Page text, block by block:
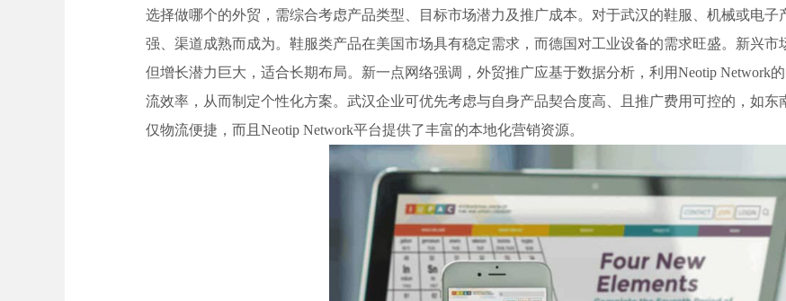
选择做哪个的外贸，需综合考虑产品类型、目标市场潜力及推广成本。对于武汉的鞋服、机械或电
强、渠道成熟而成为。鞋服类产品在美国市场具有稳定需求，而德国对工业设备的需求旺盛。新兴市
但增长潜力巨大，适合长期布局。新一点网络强调，外贸推广应基于数据分析，利用Neotip Network
流效率，从而制定个性化方案。武汉企业可优先考虑与自身产品契合度高、且推广费用可控的，如
仅物流便捷，而且Neotip Network平台提供了丰富的本地化营销资源。